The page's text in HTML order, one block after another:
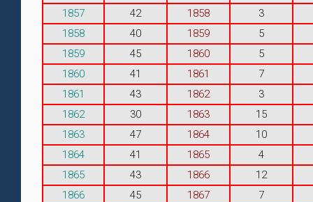
1857
42 1858
3
1858
40 1859
5
1859
45 1860
5
1860
41 1861
7
1861
43 1862
3
1862
30 1863
15
1863
47 1864
10
1864
41 1865
4
1865
43 1866
12
1866
45 1867
7